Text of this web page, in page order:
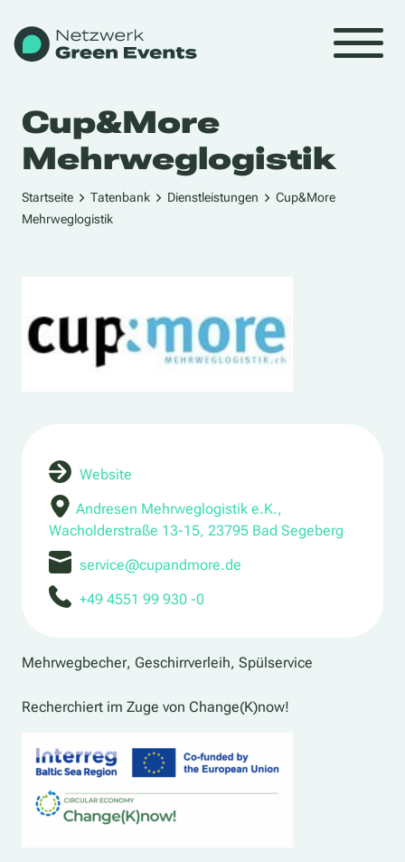
Cup&More
Mehrweglogistik
Startseite Tatenbank Dienstleistungen
Cup&More
Mehrweglogistik
Website
Andresen Mehrweglogistik e.K.,
Wacholderstraße 13-15, 23795 Bad Segeberg
service@cupandmore.de
+49 4551 99 930 -0
Mehrwegbecher, Geschirrverleih, Spülservice
Recherchiert im Zuge von Change(K)now!